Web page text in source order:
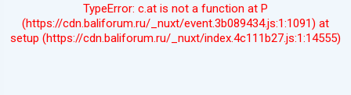
TypeError: c.at is not a function at P
(https://cdn.baliforum.ru/_nuxt/event.3b089434.js:1:1091) at
setup (https://cdn.baliforum.ru/_nuxt/index.4c111b27.js:1:14555)